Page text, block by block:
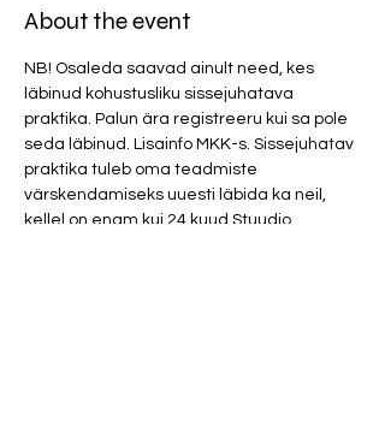
About the event
NB! Osaleda saavad ainult need, kes
läbinud kohustusliku sissejuhatava
praktika. Palun ära registreeru kui sa pole
seda läbinud. Lisainfo MKK-s. Sissejuhatav
praktika tuleb oma teadmiste
värskendamiseks uuesti läbida ka neil,
kellel on enam kui 24 kuud Stuudio